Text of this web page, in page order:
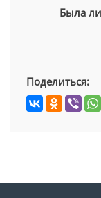
Была ли
Поделиться: